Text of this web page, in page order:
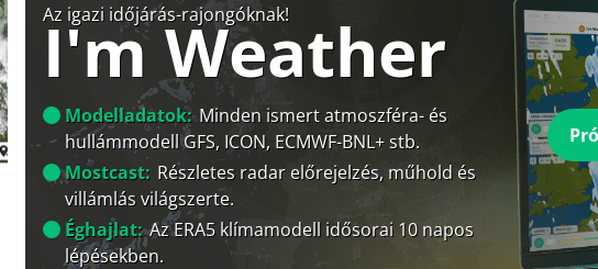
Az igazi időjárás-rajongóknak!
I'm Weather
Modelladatok: Minden ismert atmoszféra- és
hullámmodell GFS, ICON, ECMWF-BNL+ stb.
Mostcast: Részletes radar előrejelzés, műhold és
villámlás világszerte.
Éghajlat: Az ERA5 klímamodell idősorai 10 napos
lépésekben.